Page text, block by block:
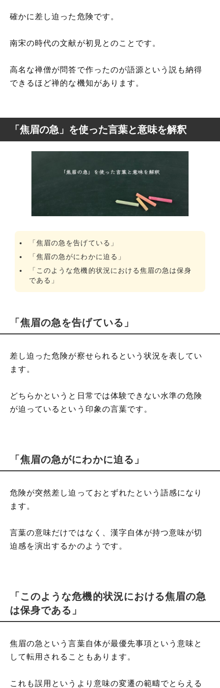
確かに差し迫った危険です。
南宋の時代の文献が初見とのことです。
高名な禅僧が問答で作ったのが語源という説も納得
できるほど禅的な機知があります。
「焦眉の急」を使った言葉と意味を解釈
「焦眉の急を告げている」
「焦眉の急がにわかに迫る」
「このような危機的状況における焦眉の急は保身
である」
「焦眉の急を告げている」
差し迫った危険が察せられるという状況を表してい
ます。
どちらかというと日常では体験できない水準の危険
が迫っているという印象の言葉です。
「焦眉の急がにわかに迫る」
危険が突然差し迫っておとずれたという語感になり
ます。
言葉の意味だけではなく、漢字自体が持つ意味が切
迫感を演出するかのようです。
「このような危機的状況における焦眉の急
は保身である」
焦眉の急という言葉自体が最優先事項という意味と
して転用されることもあります。
これも誤用というより意味の変遷の範疇でとらえる